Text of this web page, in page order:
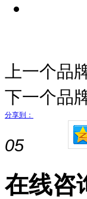
上一个品
下一个品
分享到：
05
在线咨